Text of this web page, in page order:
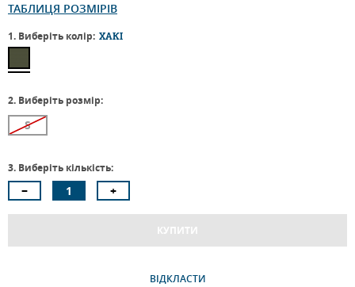
ТАБЛИЦЯ РОЗМІРІВ
1. Виберіть колір: ХАКІ
2. Виберіть розмір:
S
3. Виберіть кількість:
КУПИТИ
ВІДКЛАСТИ